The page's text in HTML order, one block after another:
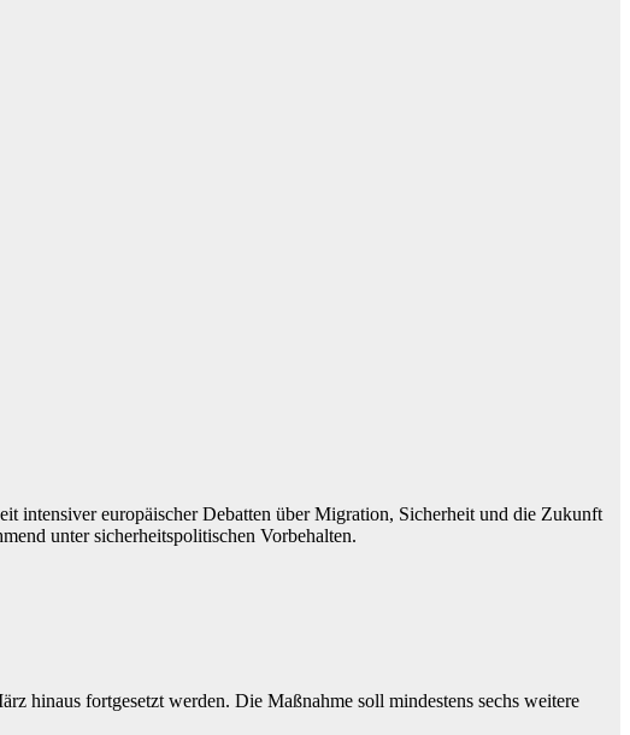
intensiver europäischer Debatten über Migration, Sicherheit und die Zukunft
unter sicherheitspolitischen Vorbehalten.
hinaus fortgesetzt werden. Die Maßnahme soll mindestens sechs weitere